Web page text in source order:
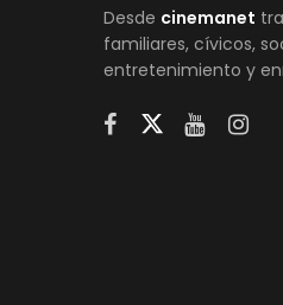
Desde cinemanet
familiares, cívicos,
entretenimiento y